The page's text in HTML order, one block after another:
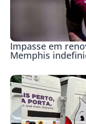
Impasse em
Memphis